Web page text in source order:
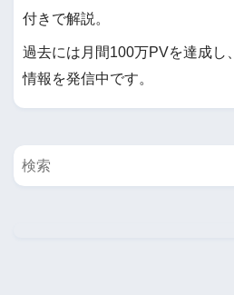
付きで解説。
過去には月間100万PVを達成し、
情報を発信中です。